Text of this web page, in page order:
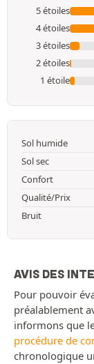
5 étoiles
4 étoiles
3 étoiles
2 étoiles
1 étoile
Sol humide
Sol sec
Confort
Qualité/Prix
Bruit
AVIS DES
Pour pouvoir
préalablement
informons que
procédure de
chronologique